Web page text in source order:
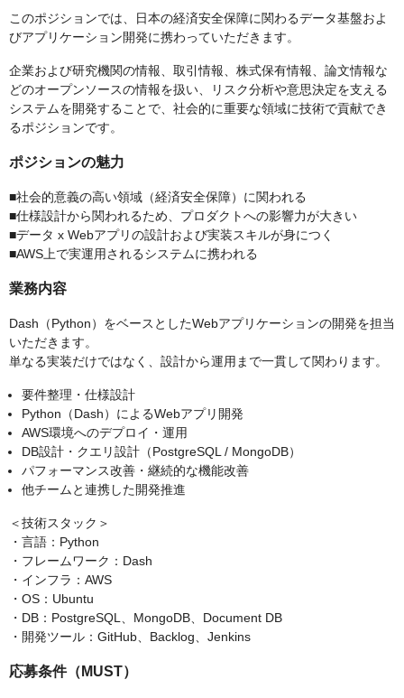
このポジションでは、日本の経済安全保障に関わるデータ基盤およ
びアプリケーション開発に携わっていただきます。
企業および研究機関の情報、取引情報、株式保有情報、論文情報な
どのオープンソースの情報を扱い、リスク分析や意思決定を支える
システムを開発することで、社会的に重要な領域に技術で貢献でき
るポジションです。
ポジションの魅力
■社会的意義の高い領域（経済安全保障）に関われる
■仕様設計から関われるため、プロダクトへの影響力が大きい
■データ x Webアプリの設計および実装スキルが身につく
■AWS上で実運用されるシステムに携われる
業務内容
Dash（Python）をベースとしたWebアプリケーションの開発を担当
いただきます。
単なる実装だけではなく、設計から運用まで一貫して関わります。
要件整理・仕様設計
Python（Dash）によるWebアプリ開発
AWS環境へのデプロイ・運用
DB設計・クエリ設計（PostgreSQL / MongoDB）
パフォーマンス改善・継続的な機能改善
他チームと連携した開発推進
＜技術スタック＞
・言語：Python
・フレームワーク：Dash
・インフラ：AWS
・OS：Ubuntu
・DB：PostgreSQL、MongoDB、Document DB
・開発ツール：GitHub、Backlog、Jenkins
応募条件（MUST）